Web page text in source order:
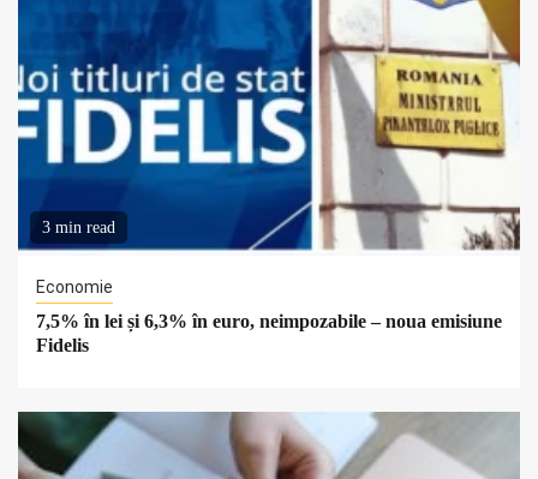
3 min read
Economie
7,5% în lei și 6,3% în euro, neimpozabile – noua emisiune
Fidelis